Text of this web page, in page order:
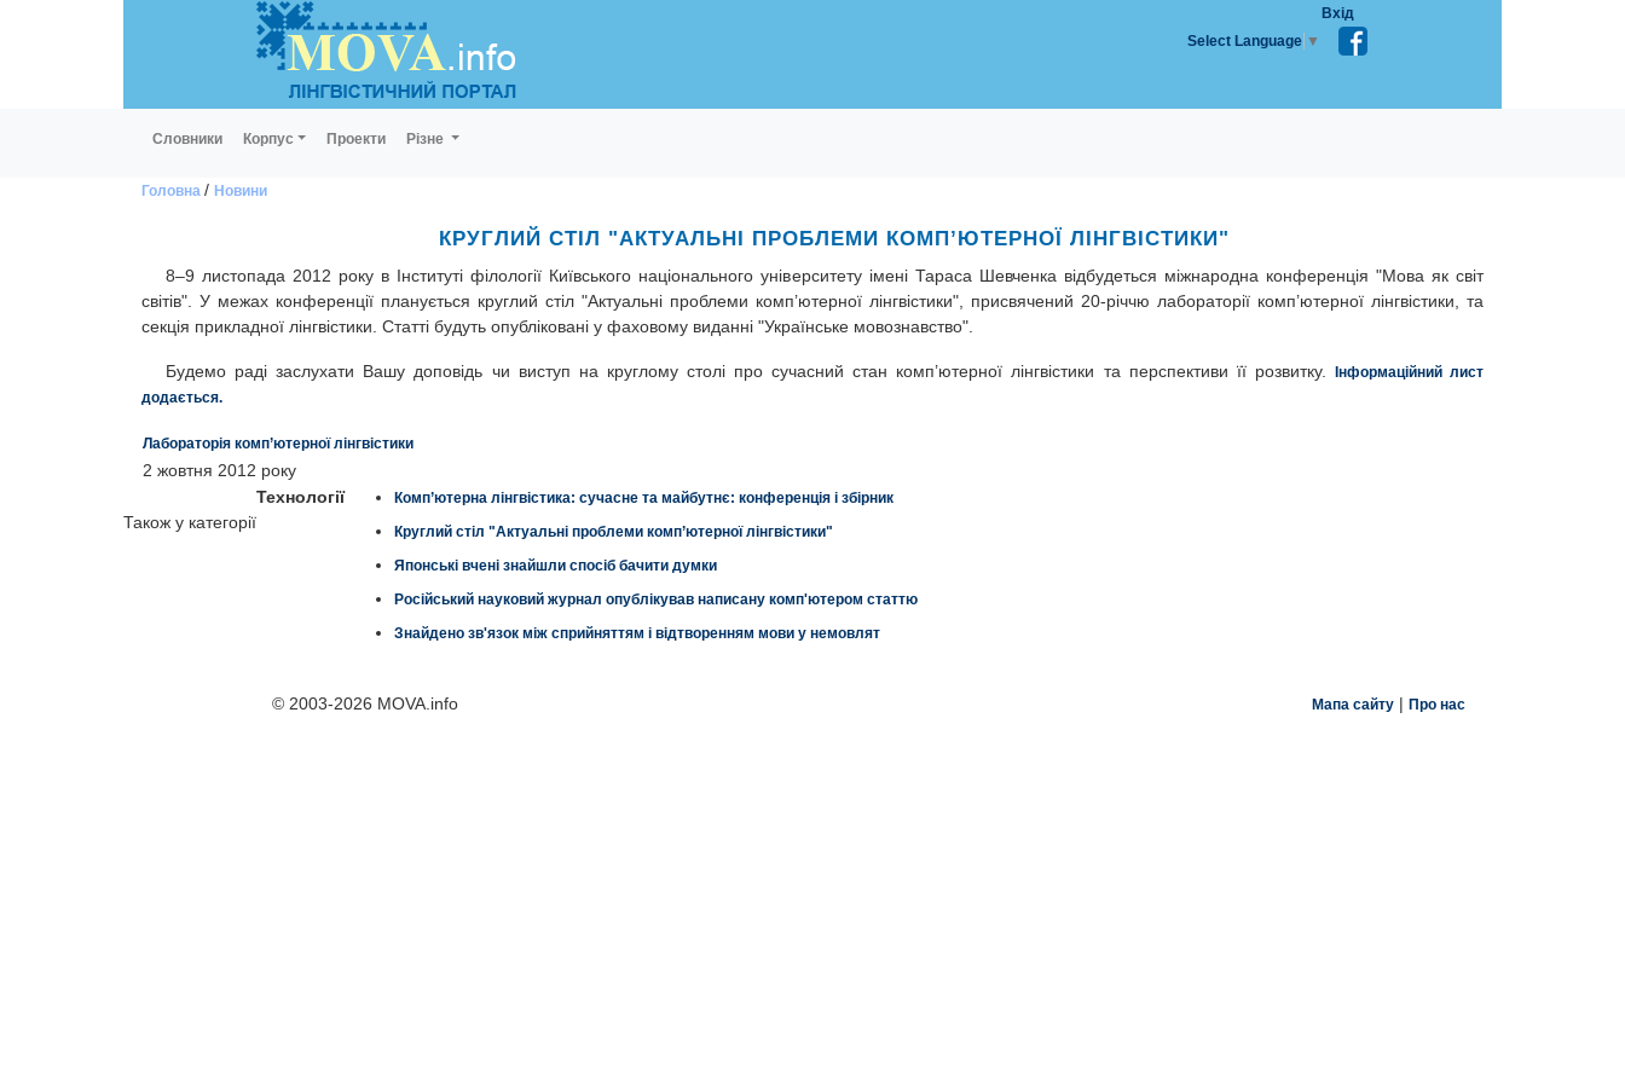
Вхід
Select Language ▼
Словники Корпус Проекти Різне
Головна / Новини
КРУГЛИЙ СТІЛ "АКТУАЛЬНІ ПРОБЛЕМИ КОМП’ЮТЕРНОЇ ЛІНГВІСТИКИ"
8–9 листопада 2012 року в Інституті філології Київського національного університету імені Тараса Шевченка відбудеться міжнародна конференція "Мова як світ
світів". У межах конференції планується круглий стіл "Актуальні проблеми комп’ютерної лінгвістики", присвячений 20-річчю лабораторії комп’ютерної лінгвістики, та
секція прикладної лінгвістики. Статті будуть опубліковані у фаховому виданні "Українське мовознавство".
Будемо раді заслухати Вашу доповідь чи виступ на круглому столі про сучасний стан комп’ютерної лінгвістики та перспективи її розвитку.
Інформаційний лист
додається.
Лабораторія комп’ютерної лінгвістики
2 жовтня 2012 року
Також у категорії
Технології
Комп’ютерна лінгвістика: сучасне та майбутнє: конференція і збірник
Круглий стіл "Актуальні проблеми комп’ютерної лінгвістики"
Японські вчені знайшли спосіб бачити думки
Російський науковий журнал опублікував написану комп'ютером статтю
Знайдено зв'язок між сприйняттям і відтворенням мови у немовлят
© 2003-2026 MOVA.info Мапа сайту | Про нас